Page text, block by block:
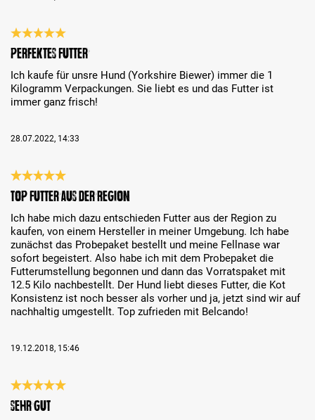
Recenzja z oceną 5 spośród 5 gwiazdek
Perfektes Futter
Ich kaufe für unsre Hund (Yorkshire Biewer) immer die 1
Kilogramm Verpackungen. Sie liebt es und das Futter ist
immer ganz frisch!
28.07.2022, 14:33
Recenzja z oceną 5 spośród 5 gwiazdek
Top Futter aus der Region
Ich habe mich dazu entschieden Futter aus der Region zu
kaufen, von einem Hersteller in meiner Umgebung. Ich habe
zunächst das Probepaket bestellt und meine Fellnase war
sofort begeistert. Also habe ich mit dem Probepaket die
Futterumstellung begonnen und dann das Vorratspaket mit
12.5 Kilo nachbestellt. Der Hund liebt dieses Futter, die Kot
Konsistenz ist noch besser als vorher und ja, jetzt sind wir auf
nachhaltig umgestellt. Top zufrieden mit Belcando!
19.12.2018, 15:46
Recenzja z oceną 5 spośród 5 gwiazdek
sehr gut